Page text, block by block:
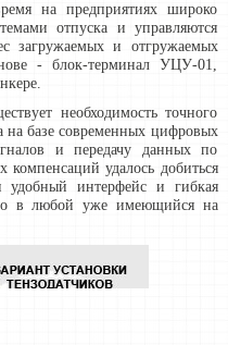
на предприятиях широко
отпуска и управляются
загружаемых и отгружаемых
- блок-терминал УЦУ-01,
необходимость точного
на базе современных цифровых
и передачу данных по
компенсаций удалось добиться
удобный интерфейс и гибкая
в любой уже имеющийся на